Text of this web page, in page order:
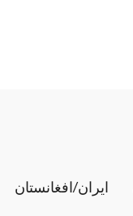
ایران/افغانستان